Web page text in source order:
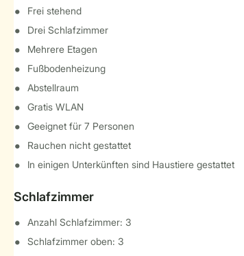
Frei stehend
Drei Schlafzimmer
Mehrere Etagen
Fußbodenheizung
Abstellraum
Gratis WLAN
Geeignet für 7 Personen
Rauchen nicht gestattet
In einigen Unterkünften sind Haustiere gestattet
Schlafzimmer
Anzahl Schlafzimmer: 3
Schlafzimmer oben: 3